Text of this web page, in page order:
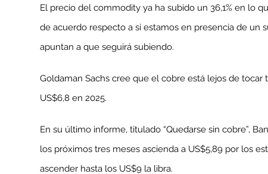
operaciones avanzan en
inversión y eficiencia
El precio del commodity ya ha subido un 36,1% en lo
de acuerdo respecto a si estamos en presencia de un
apuntan a que seguirá subiendo.
Goldaman Sachs cree que el cobre está lejos de
US$6,8 en 2025.
En su último informe, titulado “Quedarse sin cobre”,
los próximos tres meses ascienda a US$5,89 por los
ascender hasta los US$9 la libra.